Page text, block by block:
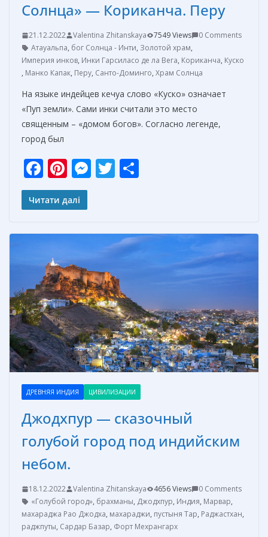
Солнца» — Кориканча. Перу
21.12.2022 Valentina Zhitanskaya 7549 Views
0 Comments
Атауальпа, бог Солнца - Инти, Золотой храм,
Империя инков, Инки Гарсиласо де ла Вега, Кориканча, Куско
, Манко Капак, Перу, Санто-Доминго, Храм Солнца
На языке индейцев кечуа слово «Куско» означает
«Пуп земли». Сами инки считали это место
священным – «домом богов». Согласно легенде,
город был
F
ac
e
o
o
k
Pi
nt
er
st
M
n
g
er
T
а
т
ь
Читати далі
ДРЕВНЯЯ ИНДИЯ ЦИВИЛИЗАЦИИ
Джодхпур — сказочный
голубой город под индийским
небом.
18.12.2022 Valentina Zhitanskaya 4656 Views
0 Comments
«Голубой город», брахманы, Джодхпур, Индия, Марвар,
махараджа Рао Джодха, махараджи, пустыня Тар, Раджастхан,
раджпуты, Сардар Базар, Форт Мехрангарх